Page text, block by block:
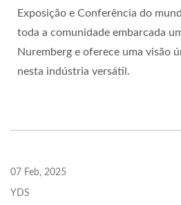
Exposição e Conferência do
toda a comunidade embarcada
Nuremberg e oferece uma visão
nesta indústria versátil.
07 Feb, 2025
YDS